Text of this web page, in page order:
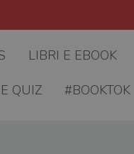
LIBRI E EBOOK
QUIZ #BOOKTOK